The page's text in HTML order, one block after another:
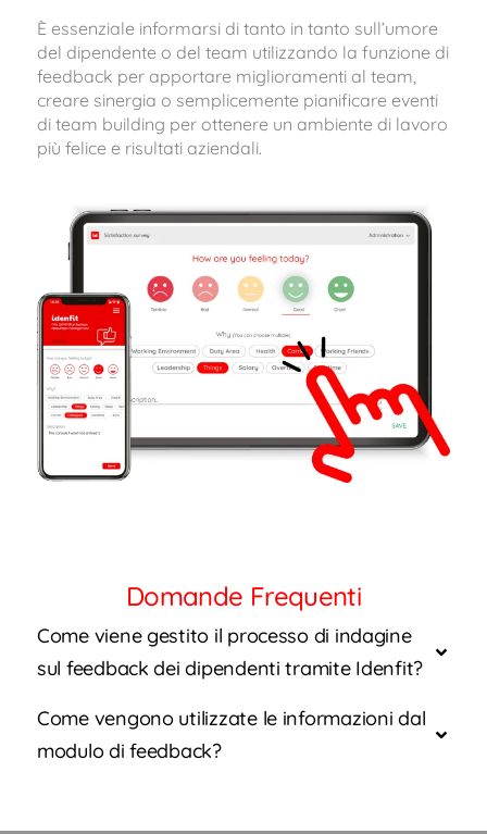
È essenziale informarsi di tanto in tanto sull’umore
del dipendente o del team utilizzando la funzione di
feedback per apportare miglioramenti al team,
creare sinergia o semplicemente pianificare eventi
di team building per ottenere un ambiente di lavoro
più felice e risultati aziendali.
Domande Frequenti
Come viene gestito il processo di indagine
sul feedback dei dipendenti tramite Idenfit?
Come vengono utilizzate le informazioni dal
modulo di feedback?